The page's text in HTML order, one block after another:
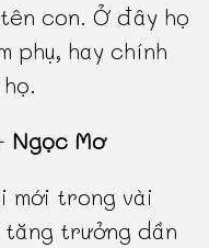
con. Ở đây họ
phụ, hay chính
Ngọc Mơ
mới trong vài
tăng trưởng dần